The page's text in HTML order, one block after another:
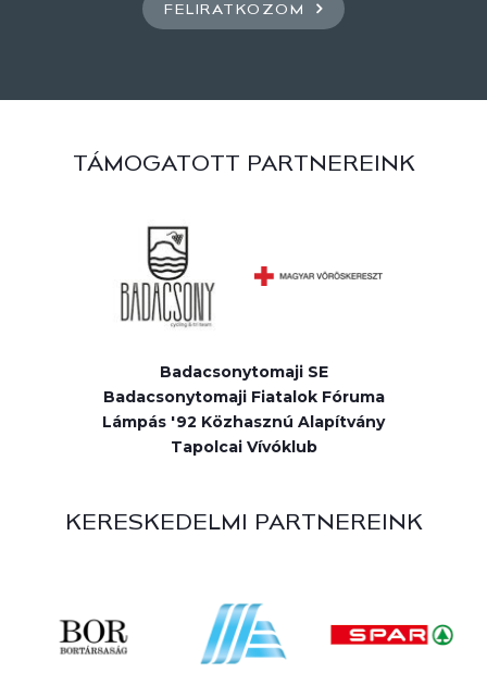
FELIRATKOZOM
TÁMOGATOTT PARTNEREINK
Badacsonytomaji SE
Badacsonytomaji Fiatalok Fóruma
Lámpás '92 Közhasznú Alapítvány
Tapolcai Vívóklub
KERESKEDELMI PARTNEREINK